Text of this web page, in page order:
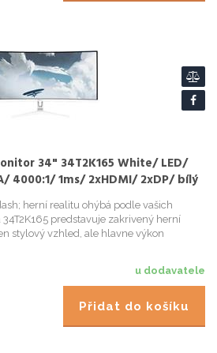
34" 34T2K165 White/ LED/
4000:1/ 1ms/ 2xHDMI/ 2xDP/ bílý
herní realitu ohýbá podle vašich
predstavuje zakrivený herní
stylový vzhled, ale hlavne výkon
u dodavatele
Přidat do košíku